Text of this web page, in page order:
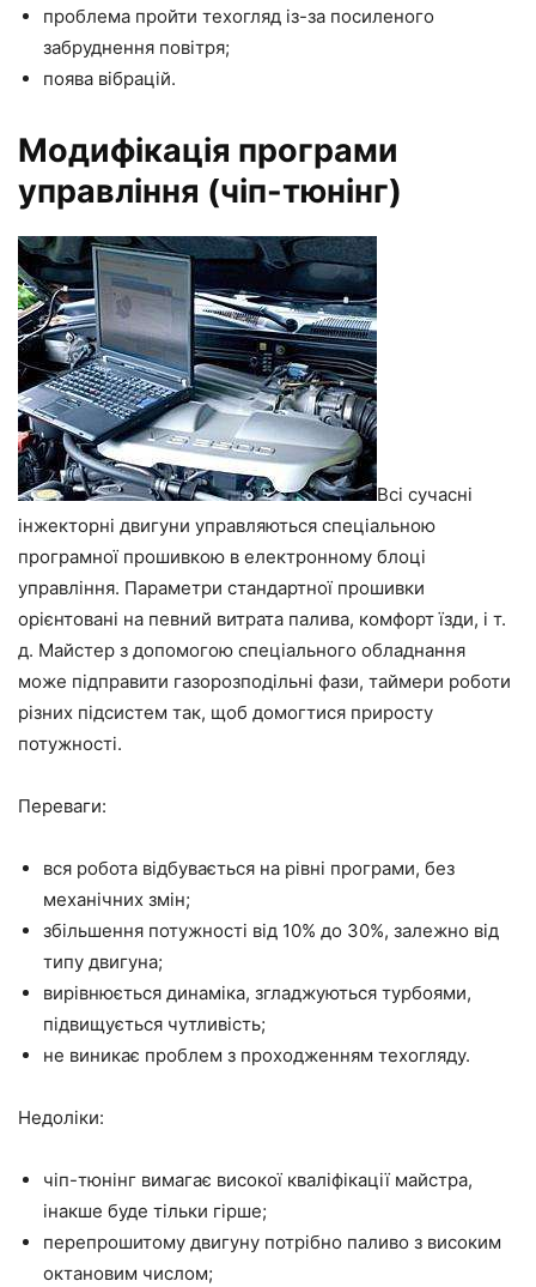
проблема пройти техогляд із-за посиленого
забруднення повітря;
поява вібрацій.
Модифікація програми
управління (чіп-тюнінг)
Всі сучасні
інжекторні двигуни управляються спеціальною
програмної прошивкою в електронному блоці
управління. Параметри стандартної прошивки
орієнтовані на певний витрата палива, комфорт їзди, і т.
д. Майстер з допомогою спеціального обладнання
може підправити газорозподільні фази, таймери роботи
різних підсистем так, щоб домогтися приросту
потужності.
Переваги:
вся робота відбувається на рівні програми, без
механічних змін;
збільшення потужності від 10% до 30%, залежно від
типу двигуна;
вирівнюється динаміка, згладжуються турбоями,
підвищується чутливість;
не виникає проблем з проходженням техогляду.
Недоліки:
чіп-тюнінг вимагає високої кваліфікації майстра,
інакше буде тільки гірше;
перепрошитому двигуну потрібно паливо з високим
октановим числом;